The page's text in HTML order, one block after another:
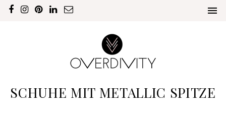
SCHUHE MIT METALLIC SPITZE